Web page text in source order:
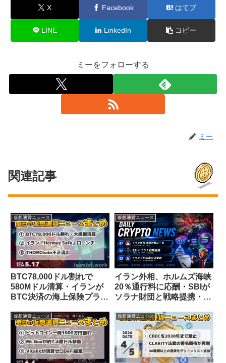
X Facebook はてブ
LINE LinkedIn コピー
ミーをフォローする
ミー
関連記事
仮想通貨ニュース
BTC78,000ドル割れで
580Mドル清算・イランが
BTC決済の海上保険プラッ
ニュース 5/17】
仮想通貨ニュース
イラン外相、ホルムズ海峡
20％通行料に応酬・SBIが
ソラナ財団と戦略提携・ト
可決を要請【仮想通貨ニュ
ース 26/7/14】
仮想通貨ニュース 仮想通貨ニュース